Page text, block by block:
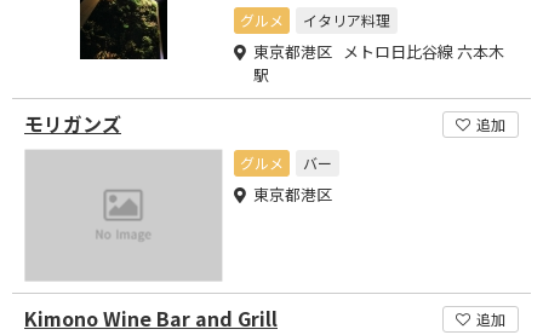
ドなコミュニティーを提供
グルメ イタリア料理
東京都港区 メトロ日比谷線 六本木
駅
モリガンズ
追加
グルメ
バー
東京都港区
Kimono Wine Bar and Grill 追加